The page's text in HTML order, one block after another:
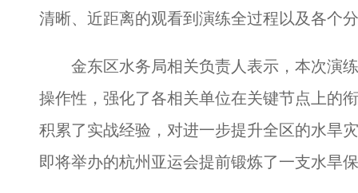
清晰、近距离的观看到演练全过程以及各个
金东区水务局相关负责人表示，本次演练
操作性，强化了各相关单位在关键节点上的
积累了实战经验，对进一步提升全区的水旱
即将举办的杭州亚运会提前锻炼了一支水旱